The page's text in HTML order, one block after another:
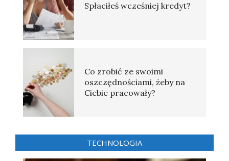
Spłaciłeś wcześniej kredyt?
Co zrobić ze swoimi
oszczędnościami, żeby na
Ciebie pracowały?
TECHNOLOGIA